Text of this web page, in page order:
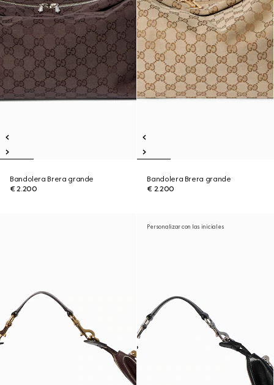
Bandolera Brera grande
€ 2.200
Bandolera Brera grande
€ 2.200
Personalizar con las iniciales